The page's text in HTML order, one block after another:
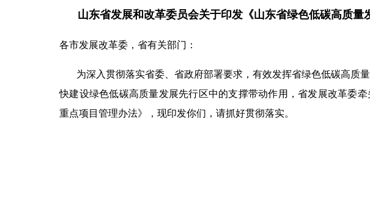
山东省发展和改革委员会关于印发《山东省绿色低碳高质量
各市发展改革委，省有关部门：
为深入贯彻落实省委、省政府部署要求，有效发挥省绿色低碳高质
快建设绿色低碳高质量发展先行区中的支撑带动作用，省发展改革委
重点项目管理办法》，现印发你们，请抓好贯彻落实。